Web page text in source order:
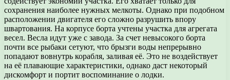
сохранения наиболее нужных мелкоты. Однако при подобном
расположении двигателя его сложно разрушить впору
швартования. На корпусе борта учтены участка для агрегата
весел. Весла идут уже с завода. За счет невысокого борта
почти все рыбаки сетуют, что брызги воды непрерывно
попадают вовнутрь корабля, заливая её. Это не воздействует
на её плавающие характеристики, однако даст некоторый
дискомфорт и портит воспоминание о лодки.